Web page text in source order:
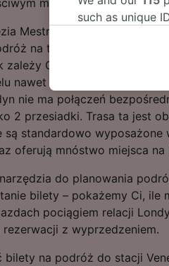
Mestre jest obsługiwana
na tej liczącej 1125 km
zależy Ci na czasie, kursem
nawet w 14 g 33 m. Pomimo
nie ma połączeń
2 przesiadki. Trasa ta jest
są standardowo wyposażone
oferują mnóstwo miejsca na
do planowania
bilety – pokażemy Ci, ile
pociągiem relacji
z wyprzedzeniem.
bilety na podróż do stacji
such as unique
where
These choices
us not to track
We and our
Use precise
identification.
advertising and
research and
List of Partners